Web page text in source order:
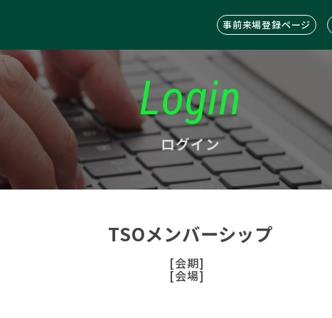
事前来場登録ページ
Login
ログイン
TSOメンバーシップ
[会期]
[会場]